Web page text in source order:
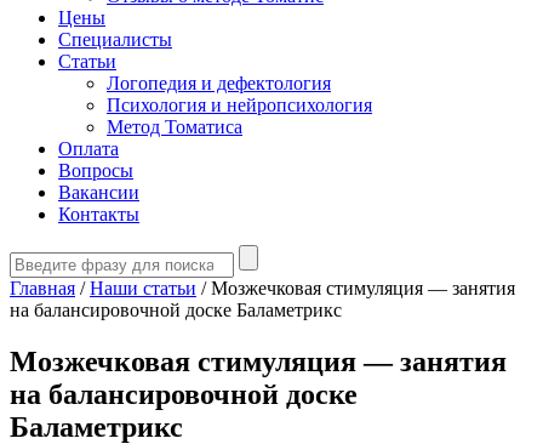
Цены
Специалисты
Статьи
Логопедия и дефектология
Психология и нейропсихология
Метод Томатиса
Оплата
Вопросы
Вакансии
Контакты
Главная / Наши статьи / Мозжечковая стимуляция — занятия
на балансировочной доске Баламетрикс
Мозжечковая стимуляция — занятия
на балансировочной доске
Баламетрикс